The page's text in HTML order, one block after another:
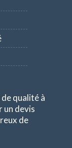
qualité à
un devis
de